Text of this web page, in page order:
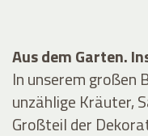
Aus dem Garten.
In unserem großen
unzählige Kräuter,
Großteil der